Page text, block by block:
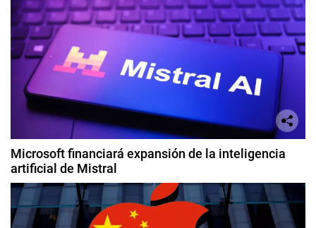
Microsoft financiará expansión de la inteligencia
artificial de Mistral